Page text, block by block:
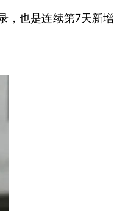
，也是连续第7天新增